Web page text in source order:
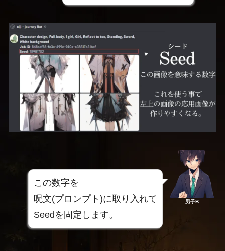
この数字を
呪文(プロンプト)に取り入れて
Seedを固定します。
男子B